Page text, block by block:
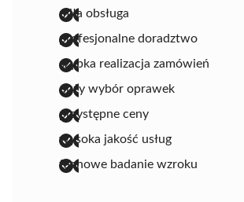
miła obsługa
profesjonalne doradztwo
szybka realizacja zamówień
duży wybór oprawek
przystępne ceny
wysoka jakość usług
fachowe badanie wzroku